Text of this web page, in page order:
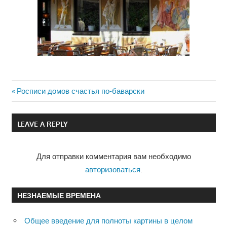
Навигация
по
Previous
Post:
Росписи домов счастья по-баварски
LEAVE A REPLY
Для отправки комментария вам необходимо
авторизоваться
НЕЗНАЕМЫЕ ВРЕМЕНА
Общее введение для полноты картины в целом